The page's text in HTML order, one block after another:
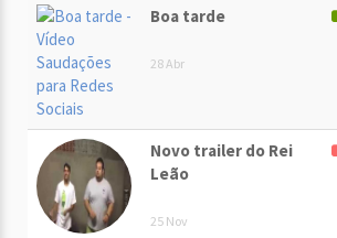
Boa tarde
28 Abr
Novo trailer do Rei
Leão
25 Nov